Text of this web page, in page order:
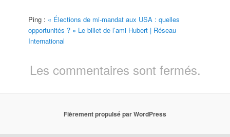
Ping : « Élections de mi-mandat aux USA : quelles
opportunités ? » Le billet de l’ami Hubert | Réseau
International
Les commentaires sont fermés.
Fièrement propulsé par WordPress